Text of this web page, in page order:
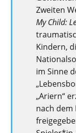
Zweiten
My Child:
Kindern,
im Sinne
„Ariern“
nach dem